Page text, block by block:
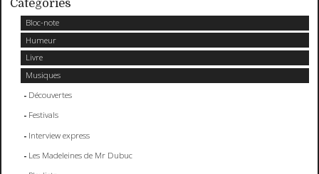
Catégories
Bloc-note
Humeur
Livre
Musiques
Découvertes
Festivals
Interview express
Les Madeleines de Mr Dubuc